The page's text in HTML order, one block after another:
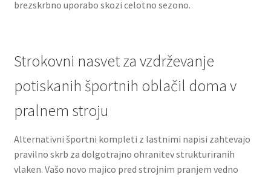
brezskrbno uporabo skozi celotno sezono.
Strokovni nasvet za vzdrževanje
potiskanih športnih oblačil doma v
pralnem stroju
Alternativni športni kompleti z lastnimi napisi zahtevajo
pravilno skrb za dolgotrajno ohranitev strukturiranih
vlaken. Vašo novo majico pred strojnim pranjem vedno